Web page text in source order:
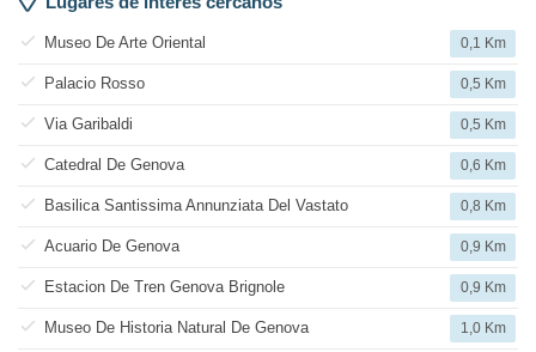
Museo De Arte Oriental 0,1 Km
Palacio Rosso 0,5 Km
Via Garibaldi 0,5 Km
Catedral De Genova 0,6 Km
Basilica Santissima Annunziata Del Vastato 0,8 Km
Acuario De Genova 0,9 Km
Estacion De Tren Genova Brignole 0,9 Km
Museo De Historia Natural De Genova 1,0 Km